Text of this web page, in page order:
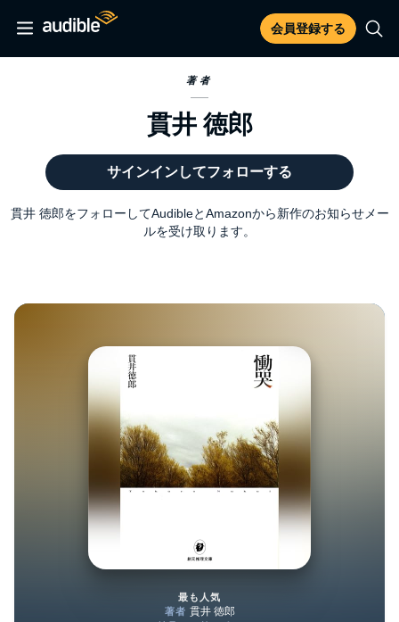
会員登録する
著者
貫井 徳郎
サインインしてフォローする
貫井 徳郎をフォローしてAudibleとAmazonから新作のお知らせメー
ルを受け取ります。
最も人気